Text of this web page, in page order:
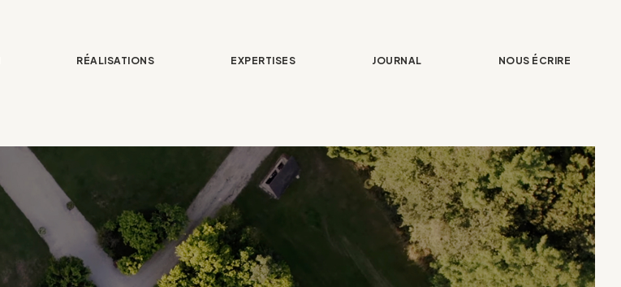
RÉALISATIONS EXPERTISES JOURNAL NOUS ÉCRIRE